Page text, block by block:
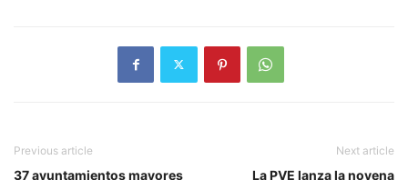
Previous article
37 ayuntamientos mayores
Next article
La PVE lanza la novena